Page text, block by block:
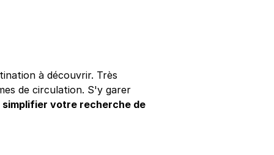
à découvrir. Très
de circulation. S'y garer
simplifier votre recherche de